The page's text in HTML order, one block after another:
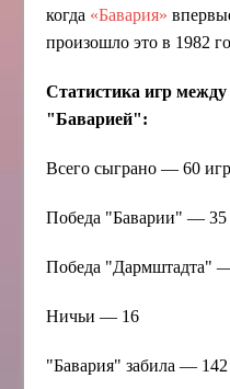
когда «Бавария»
произошло это в 1982
Статистика игр
"Баварией":
Всего сыграно — 60 игр
Победа "Баварии" — 35
Победа "Дармштадта"
Ничьи — 16
"Бавария" забила — 142